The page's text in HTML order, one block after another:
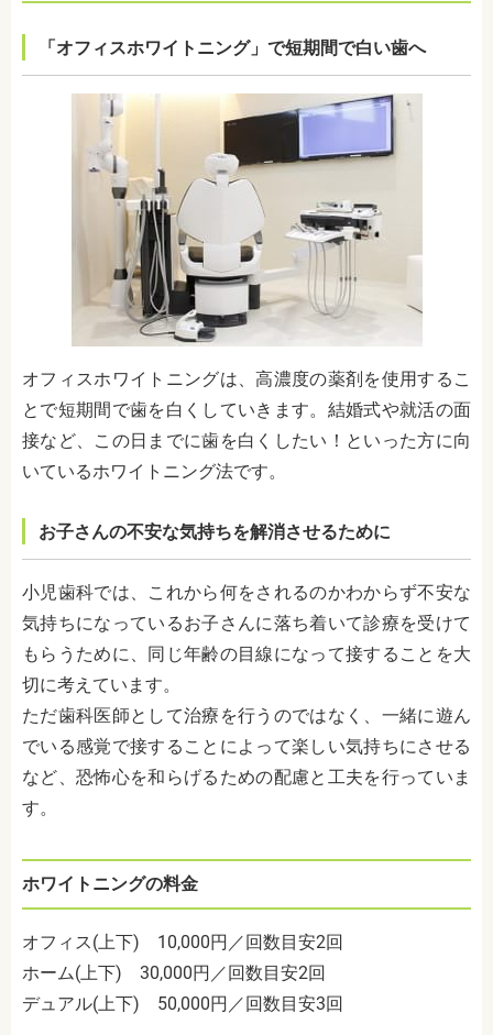
「オフィスホワイトニング」で短期間で白い歯へ
オフィスホワイトニングは、高濃度の薬剤を使用するこ
とで短期間で歯を白くしていきます。結婚式や就活の面
接など、この日までに歯を白くしたい！といった方に向
いているホワイトニング法です。
お子さんの不安な気持ちを解消させるために
小児歯科では、これから何をされるのかわからず不安な
気持ちになっているお子さんに落ち着いて診療を受けて
もらうために、同じ年齢の目線になって接することを大
切に考えています。
ただ歯科医師として治療を行うのではなく、一緒に遊ん
でいる感覚で接することによって楽しい気持ちにさせる
など、恐怖心を和らげるための配慮と工夫を行っていま
す。
ホワイトニングの料金
オフィス(上下) 10,000円／回数目安2回
ホーム(上下) 30,000円／回数目安2回
デュアル(上下) 50,000円／回数目安3回